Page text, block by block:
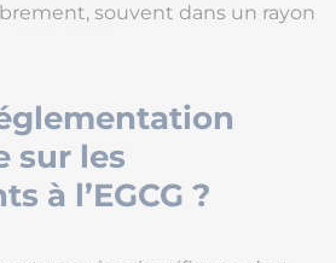
souvent dans un rayon
sur les
à l’EGCG ?